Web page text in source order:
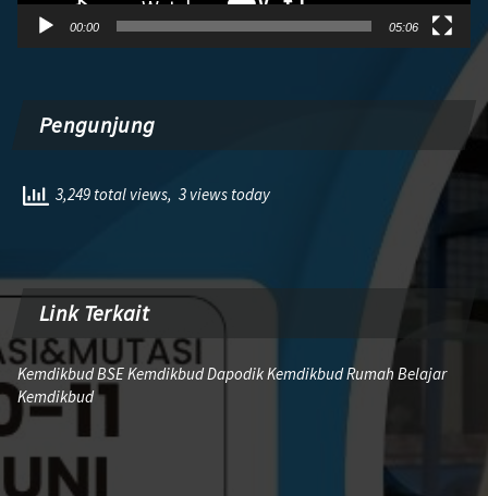
00:00 05:06
Pengunjung
3,249 total views, 3 views today
Link Terkait
Kemdikbud BSE Kemdikbud Dapodik Kemdikbud Rumah Belajar
Kemdikbud